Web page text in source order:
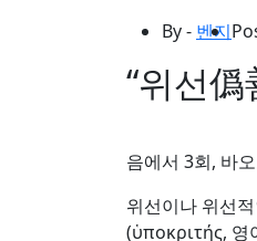
By - 벤지
“위선
음에서 3회, 바
위선이나 위선
(ὑποκριτής, 영